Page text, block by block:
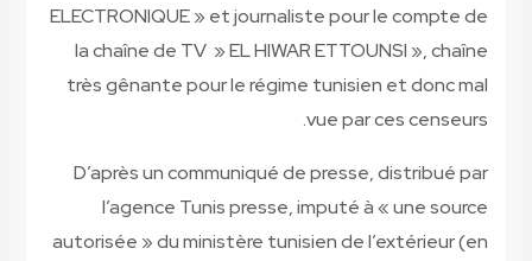
ELECTRONIQUE » et journaliste
la chaîne de TV » EL HIWAR
très gênante pour le régime
vue
D’après un communiqué de
l’agence Tunis presse, imputé
autorisée » du ministère tunisien de